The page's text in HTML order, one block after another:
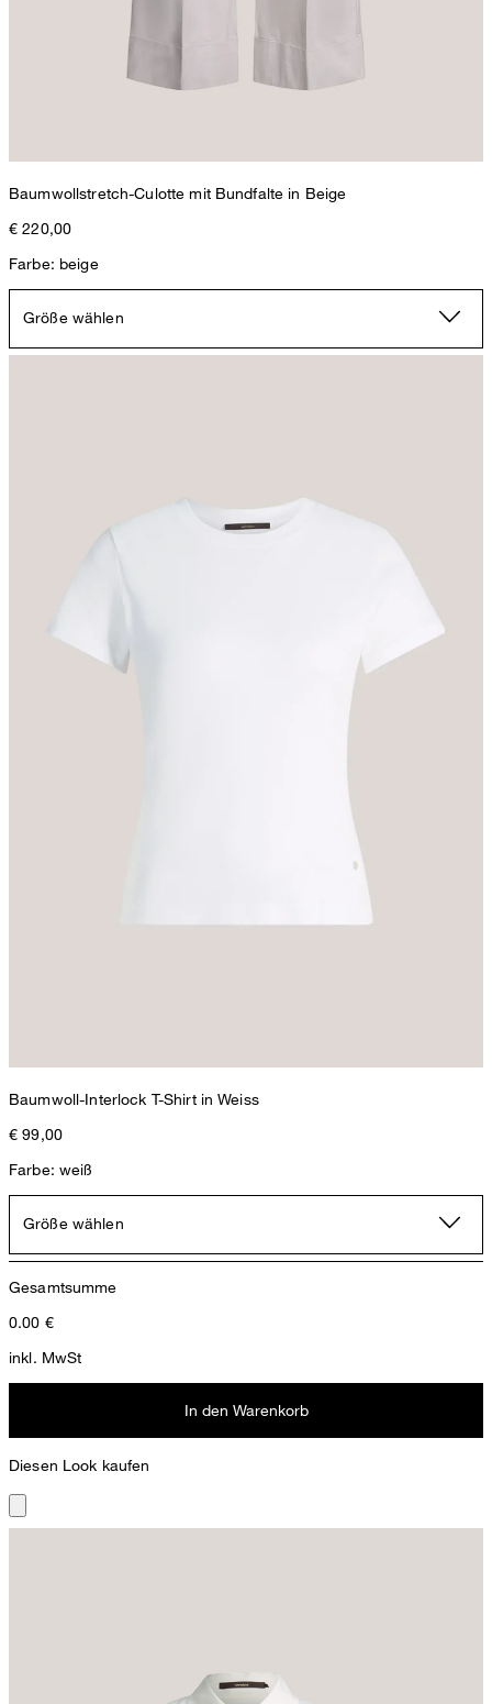
Baumwollstretch-Culotte mit Bundfalte in Beige
€ 220,00
Farbe: beige
Größe wählen
Baumwoll-Interlock T-Shirt in Weiss
€ 99,00
Farbe: weiß
Größe wählen
Gesamtsumme
0.00 €
inkl. MwSt
In den Warenkorb
Diesen Look kaufen